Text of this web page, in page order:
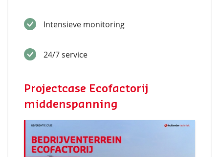
Intensieve monitoring
24/7 service
Projectcase Ecofactorij
middenspanning